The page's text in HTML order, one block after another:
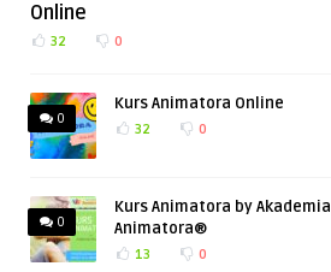
Online
32 0
0
Kurs Animatora Online
32 0
0
Kurs Animatora by Akademia
Animatora®
13 0